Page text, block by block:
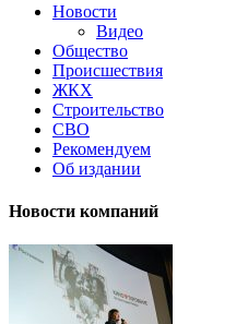
Новости
Видео
Общество
Происшествия
ЖКХ
Строительство
СВО
Рекомендуем
Об издании
Новости компаний